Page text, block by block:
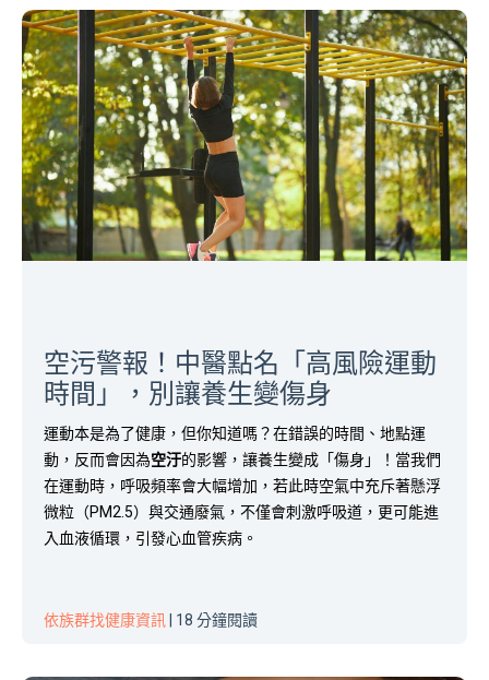
空污警報！中醫點名「高風險運動
時間」，別讓養生變傷身
運動本是為了健康，但你知道嗎？在錯誤的時間、地點運
動，反而會因為空汙的影響，讓養生變成「傷身」！當我們
在運動時，呼吸頻率會大幅增加，若此時空氣中充斥著懸浮
微粒（PM2.5）與交通廢氣，不僅會刺激呼吸道，更可能進
入血液循環，引發心血管疾病。
依族群找健康資訊 | 18 分鐘閱讀